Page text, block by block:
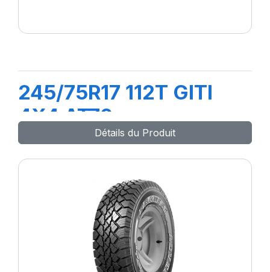
245/75R17 112T GITI
4X4 AT70
Détails du Produit